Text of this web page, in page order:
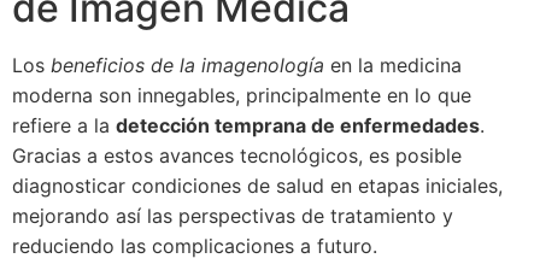
Los beneficios de la imagenología en la medicina
moderna son innegables, principalmente en lo que
refiere a la detección temprana de enfermedades.
Gracias a estos avances tecnológicos, es posible
diagnosticar condiciones de salud en etapas iniciales,
mejorando así las perspectivas de tratamiento y
reduciendo las complicaciones a futuro.